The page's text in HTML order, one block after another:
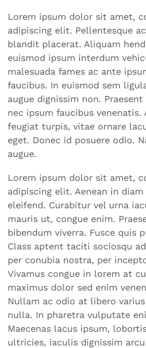
Lorem ipsum dolor sit amet,
adipiscing elit. Pellentesque
blandit placerat. Aliquam
euismod ipsum interdum
malesuada fames ac ante
faucibus. In euismod sem
augue dignissim non.
nec ipsum faucibus venenatis.
feugiat turpis, vitae ornare
eget. Donec id posuere odio.
augue.
Lorem ipsum dolor sit amet,
adipiscing elit. Aenean in
eleifend. Curabitur vel urna
mauris ut, congue enim.
bibendum viverra. Fusce quis
Class aptent taciti sociosqu
per conubia nostra, per
Vivamus congue in lorem at
maximus dolor sed enim
Nullam ac odio at libero
nulla. In pharetra vulputate
Maecenas lacus ipsum,
ultricies, iaculis dignissim